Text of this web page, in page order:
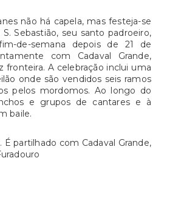
não há capela, mas festeja-se
Sebastião, seu santo padroeiro,
de-semana depois de 21 de
com Cadaval Grande,
fronteira. A celebração inclui uma
onde são vendidos seis ramos
pelos mordomos. Ao longo do
e grupos de cantares e à
baile.
É partilhado com Cadaval Grande,